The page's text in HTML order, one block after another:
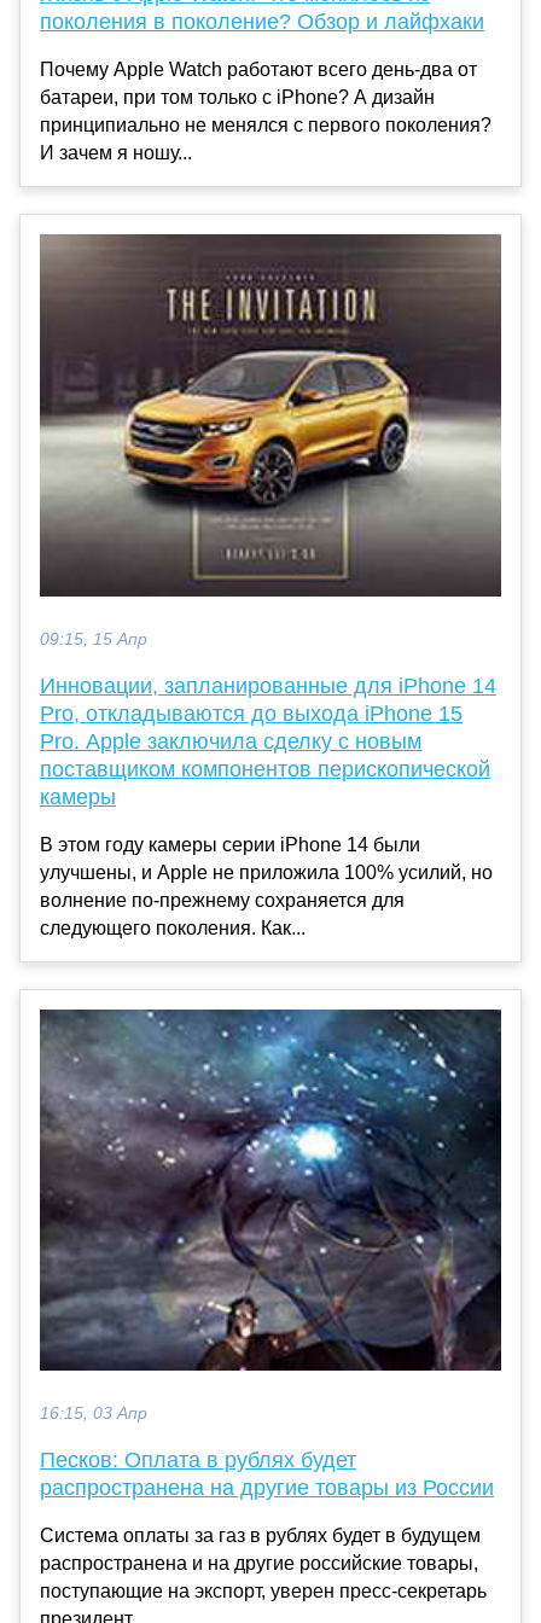
поколения в поколение? Обзор и лайфхаки
Почему Apple Watch работают всего день-два от
батареи, при том только с iPhone? А дизайн
принципиально не менялся с первого поколения?
И зачем я ношу...
09:15, 15 Апр
Инновации, запланированные для iPhone 14
Pro, откладываются до выхода iPhone 15
Pro. Apple заключила сделку с новым
поставщиком компонентов перископической
камеры
В этом году камеры серии iPhone 14 были
улучшены, и Apple не приложила 100% усилий, но
волнение по-прежнему сохраняется для
следующего поколения. Как...
16:15, 03 Апр
Песков: Оплата в рублях будет
распространена на другие товары из России
Система оплаты за газ в рублях будет в будущем
распространена и на другие российские товары,
поступающие на экспорт, уверен пресс-секретарь